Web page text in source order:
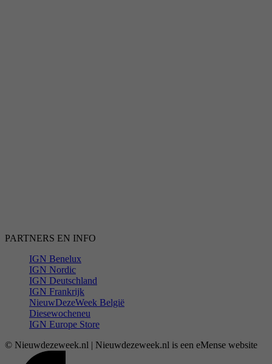
PARTNERS EN INFO
IGN Benelux
IGN Nordic
IGN Deutschland
IGN Frankrijk
NieuwDezeWeek België
Diesewocheneu
IGN Europe Store
© Nieuwdezeweek.nl | Nieuwdezeweek.nl is een eMense website